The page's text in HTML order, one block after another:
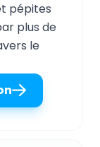
pépites
plus de
le